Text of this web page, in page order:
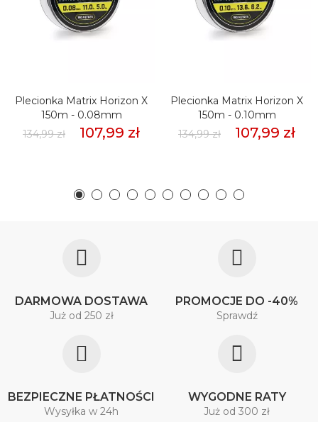
Plecionka Matrix Horizon X
150m - 0.08mm
134,99 zł
107,99 zł
Plecionka Matrix Horizon X
150m - 0.10mm
134,99 zł
107,99 zł
DARMOWA DOSTAWA
Już od 250 zł
PROMOCJE DO -40%
Sprawdź
BEZPIECZNE PŁATNOŚCI
Wysyłka w 24h
WYGODNE RATY
Już od 300 zł